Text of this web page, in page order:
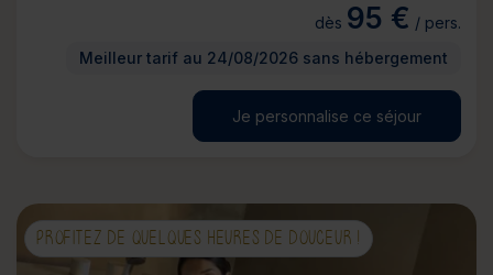
dès 95 € / pers.
Meilleur tarif au 24/08/2026 sans hébergement
Je personnalise ce séjour
PROFITEZ DE QUELQUES HEURES DE DOUCEUR !